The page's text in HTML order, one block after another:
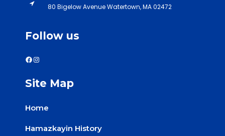
80 Bigelow Avenue Watertown, MA 02472
Follow us
Site Map
Home
Hamazkayin History